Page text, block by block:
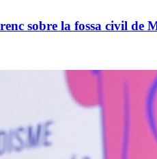
sobre la fossa civil de